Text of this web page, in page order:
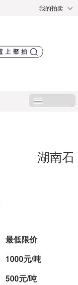
我的拍卖
湖南
最低限价
1000元/吨
500元/吨